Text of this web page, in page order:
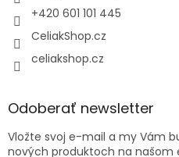
+420 601 101 445
CeliakShop.cz
celiakshop.cz
Odoberať newsletter
Vložte svoj e-mail a my Vám
nových produktoch na našom